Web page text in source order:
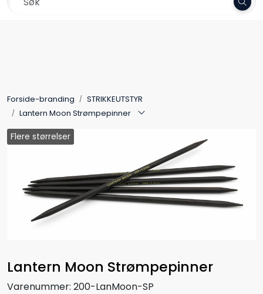
Skip to main content
Forside-branding
STRIKKEUTSTYR
Lantern Moon Strømpepinner
Flere størrelser
Lantern Moon Strømpepinner
Varenummer: 200-LanMoon-SP
Kolleksjoner
Pinner og tilbehør
Gavekort